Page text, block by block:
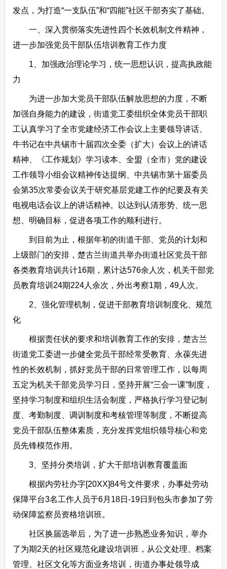
发点，为打造“一支队伍”和“四能”社区干部夯实了基础。
一、深入贯彻落实先进性四个长效机制文件精神，
进一步加强党员干部队伍培训教育工作力度
1、加强政治理论学习，统一思想认识，提高执政能
力
为进一步加大党员干部队伍解放思想的力度，不断
加强自身能力的建设，街道党工委组织全体党员干部职
工认真学习了全市党建经济工作会议上主要领导讲话、
牛书记在中共锡市十届四次全委（扩大）会议上的讲话
精神、《工作规划》学习读本、全盟（全市）党的建设
工作领导小组会议精神传达提纲、中共锡市第十届委员
会第35次常委会议关于研究基层党建工作的纪要及有关
电视电话会议上的讲话精神。以达到认清形势、统一思
想、明确目标，促进各项工作的顺利进行。
到目前为止，根据年初的街道干部、党员的计划和
上级部门的安排，楚古兰街道共举办街道社区党员干部
各类教育培训共计16期，累计达576余人次，机关干部党
员教育培训24期224人余次，外出考察1期，49人次。
2、强化管理机制，促进干部教育培训制度化、规范
化
根据责任状的要求和培训教育工作的安排，楚古兰
街道党工委进一步健全党员干部经常受教育、永葆先进
性的长效机制，抓好党员干部的日常管理工作，以每周
五定为机关干部党员学习日，坚持开展“三会一课”制度，
坚持学习制度和组织生活会制度，严格执行学习登记制
度、考勤制度、调训制度和考核管理等制度，不断提高
党员干部队伍整体素质，充分发挥党组织领导核心和党
员先锋模范作用。
3、坚持分类培训，扩大干部培训教育覆盖面
根据内劳社办字[20XX]84号文件要求，办事处劳动
保障平台3名工作人员于6月18日-19日到包头市参加了劳
动保障监察员资格培训班。
社区换届选举后，为了进一步熟悉业务知识，举办
了为期2天的社区规范化建设培训班，从公文处理、档案
管理、社区文化等方面业务培训，街道办事处领导成